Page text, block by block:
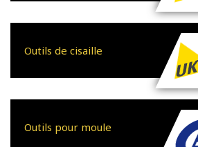
Outils de cisaille
Outils pour moule